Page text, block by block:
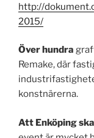
http://
2015/
Över hundra
Remake, där
konstnärerna.
Att Enköping ska